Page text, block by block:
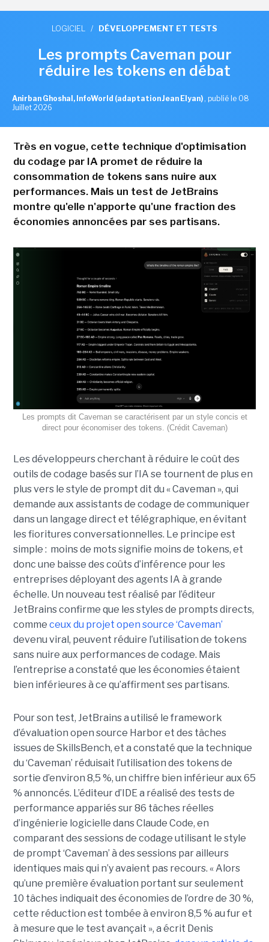
LOGICIEL / DÉVELOPPEMENT ET TESTS
Les prompts Caveman pour
réduire les tokens en débat
Anirban Ghoshal, InfoWorld (adaptation Jean Elyan) , publié le 08
Juillet 2026
Très en vogue, cette technique d'optimisation
du codage par IA promet de réduire la
consommation de tokens sans nuire aux
performances. Mais un test de JetBrains
montre qu'elle n'apporte qu'une fraction des
économies annoncées par ses partisans.
Les prompts dit Caveman se caractérisent par un style concis et
direct pour économiser des tokens. (Crédit Caveman)
Les développeurs cherchant à réduire le coût des
outils de codage basés sur l’IA se tournent de plus en
plus vers le style de prompt dit du « Caveman », qui
demande aux assistants de codage de communiquer
dans un langage direct et télégraphique, en évitant
les fioritures conversationnelles. Le principe est
simple : moins de mots signifie moins de tokens, et
donc une baisse des coûts d’inférence pour les
entreprises déployant des agents IA à grande
échelle. Un nouveau test réalisé par l’éditeur
JetBrains confirme que les styles de prompts directs,
comme ceux du projet open source ‘Caveman’
devenu viral, peuvent réduire l’utilisation de tokens
sans nuire aux performances de codage. Mais
l’entreprise a constaté que les économies étaient
bien inférieures à ce qu’affirment ses partisans.
Pour son test, JetBrains a utilisé le framework
d’évaluation open source Harbor et des tâches
issues de SkillsBench, et a constaté que la technique
du ‘Caveman’ réduisait l’utilisation des tokens de
sortie d’environ 8,5 %, un chiffre bien inférieur aux 65
% annoncés. L’éditeur d’IDE a réalisé des tests de
performance appariés sur 86 tâches réelles
d’ingénierie logicielle dans Claude Code, en
comparant des sessions de codage utilisant le style
de prompt ‘Caveman’ à des sessions par ailleurs
identiques mais qui n’y avaient pas recours. « Alors
qu’une première évaluation portant sur seulement
10 tâches indiquait des économies de l’ordre de 30 %,
cette réduction est tombée à environ 8,5 % au fur et
à mesure que le test avançait », a écrit Denis